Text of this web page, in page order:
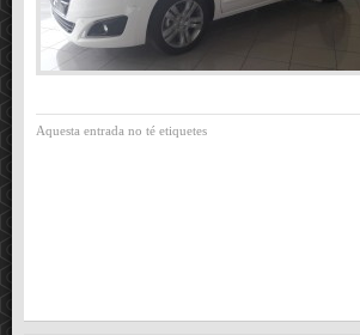
Aquesta entrada no té etiquetes